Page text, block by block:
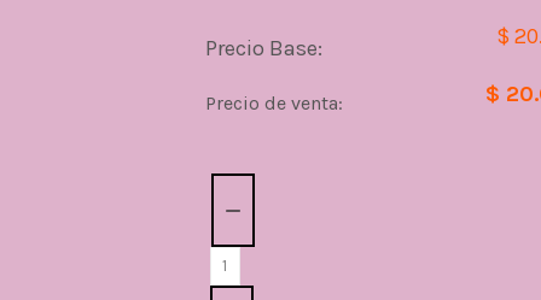
Precio Base: $
Precio de venta: $